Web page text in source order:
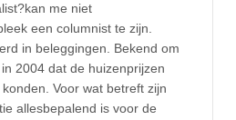
me niet
een columnist te zijn.
in beleggingen. Bekend om
2004 dat de huizenprijzen
Voor wat betreft zijn
allesbepalend is voor de